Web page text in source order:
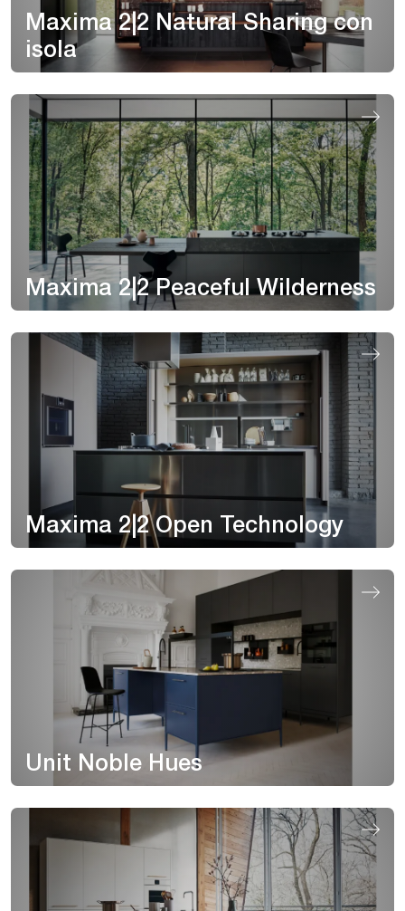
Maxima 2|2 Natural Sharing con
isola
Maxima 2|2 Peaceful Wilderness
Maxima 2|2 Open Technology
Unit Noble Hues